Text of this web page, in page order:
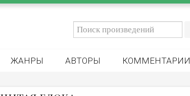
ЖАНРЫ АВТОРЫ КОММЕНТАРИИ